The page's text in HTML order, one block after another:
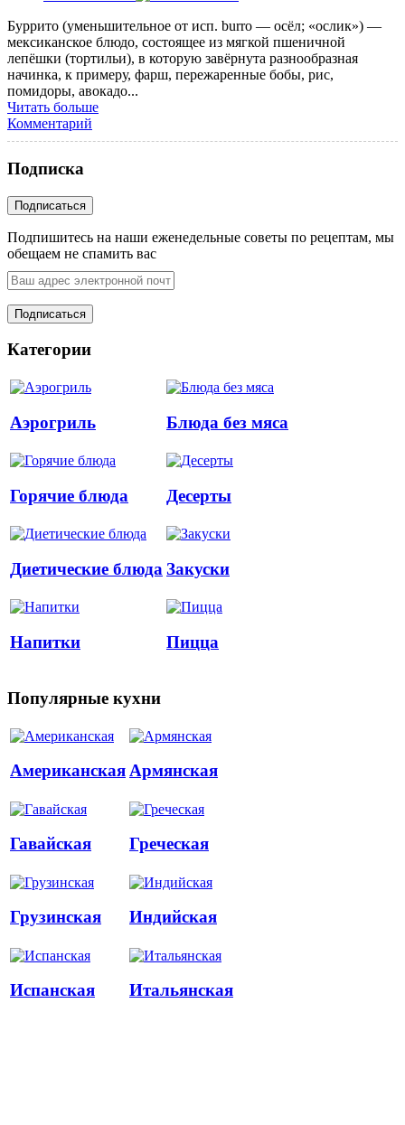
Буррито (уменьшительное от исп. burro — осёл; «ослик») —
мексиканское блюдо, состоящее из мягкой пшеничной
лепёшки (тортильи), в которую завёрнута разнообразная
начинка, к примеру, фарш, пережаренные бобы, рис,
помидоры, авокадо...
Читать больше
Комментарий
Подписка
Подпишитесь на наши еженедельные советы по рецептам, мы
обещаем не спамить вас
Категории
Аэрогриль Блюда без мяса
Горячие блюда Десерты
Диетические блюда Закуски
Напитки Пицца
Популярные кухни
АмериканскаяАрмянская
Гавайская Греческая
Грузинская Индийская
Испанская Итальянская